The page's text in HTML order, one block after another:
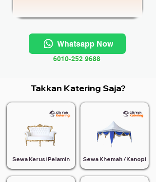
Whatsapp Now
6010-252 9688
Takkan Katering Saja?
Sewa Kerusi Pelamin Sewa Khemah /Kanopi